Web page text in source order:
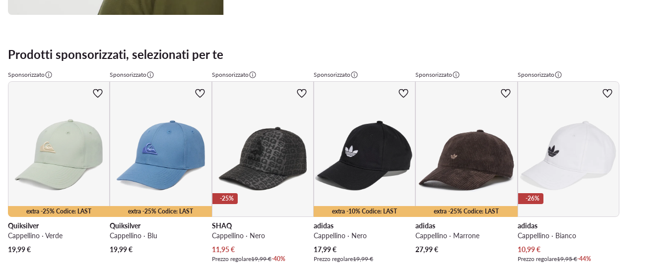
Prodotti sponsorizzati, selezionati per te
Sponsorizzato
extra -25% Codice: LAST
Quiksilver
Cappellino · Verde
19,99€
Sponsorizzato
extra -25% Codice: LAST
Quiksilver
Cappellino · Blu
19,99€
Sponsorizzato
-25%
SHAQ
Cappellino · Nero
Prezzo attuale
11,95€
Prezzo regolare19,99 €-40%
Sponsorizzato
extra -10% Codice: LAST
adidas
Cappellino · Nero
Prezzo attuale
17,99€
Prezzo regolare19,99 €
Sponsorizzato
extra -25% Codice: LAST
adidas
Cappellino · Marrone
27,99€
Sponsorizzato
-26%
adidas
Cappellino · Bianco
Prezzo attuale
10,99€
Prezzo regolare19,95 €-44%